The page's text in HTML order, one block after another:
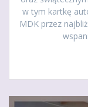
w tym kartkę
MDK przez